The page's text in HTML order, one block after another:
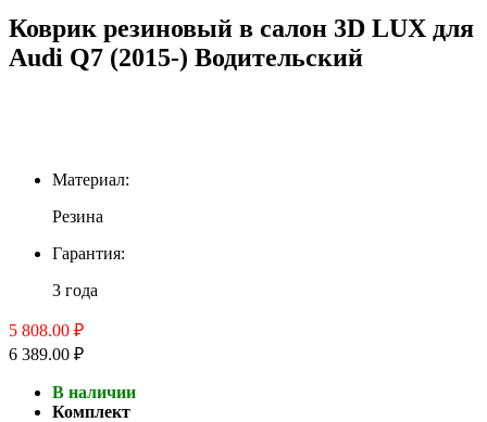
Коврик резиновый в салон 3D LUX для
Audi Q7 (2015-) Водительский
Материал:
Резина
Гарантия:
3 года
5 808.00 ₽
6 389.00 ₽
В наличии
Комплект